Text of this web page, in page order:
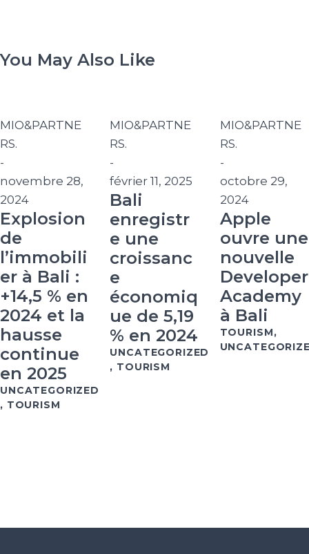
You May Also Like
MIO&PARTNE
RS.
-
novembre 28,
2024
Explosion
de
l’immobili
er à Bali :
+14,5 % en
2024 et la
hausse
continue
en 2025
UNCATEGORIZED
, TOURISM
MIO&PARTNE
RS.
-
février 11, 2025
Bali
enregistr
e une
croissanc
e
économiq
ue de 5,19
% en 2024
UNCATEGORIZED
, TOURISM
MIO&PARTNE
RS.
-
octobre 29,
2024
Apple
ouvre une
nouvelle
Developer
Academy
à Bali
TOURISM,